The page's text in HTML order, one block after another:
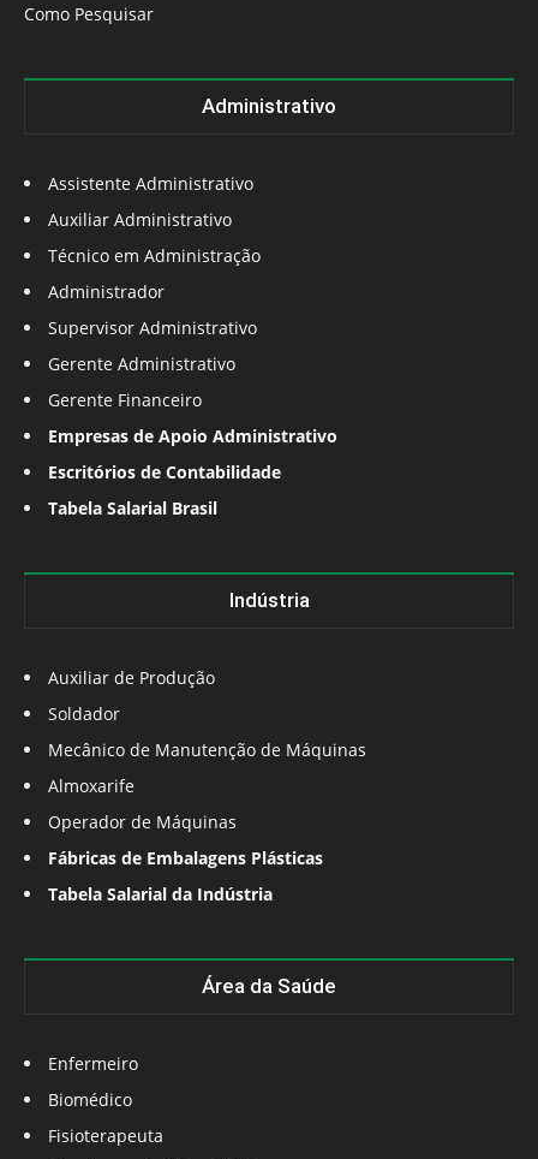
Como Pesquisar
Administrativo
Assistente Administrativo
Auxiliar Administrativo
Técnico em Administração
Administrador
Supervisor Administrativo
Gerente Administrativo
Gerente Financeiro
Empresas de Apoio Administrativo
Escritórios de Contabilidade
Tabela Salarial Brasil
Indústria
Auxiliar de Produção
Soldador
Mecânico de Manutenção de Máquinas
Almoxarife
Operador de Máquinas
Fábricas de Embalagens Plásticas
Tabela Salarial da Indústria
Área da Saúde
Enfermeiro
Biomédico
Fisioterapeuta